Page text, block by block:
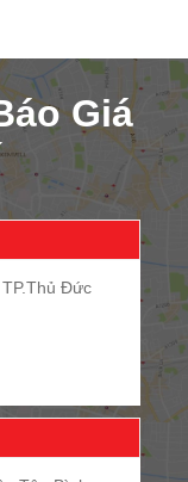
Giá
Đức